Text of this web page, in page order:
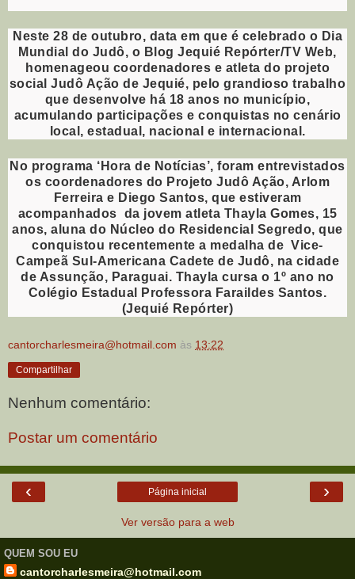
Neste 28 de outubro, data em que é celebrado o Dia
Mundial do Judô, o Blog Jequié Repórter/TV Web,
homenageou coordenadores e atleta do projeto
social Judô Ação de Jequié, pelo grandioso trabalho
que desenvolve há 18 anos no município,
acumulando participações e conquistas no cenário
local, estadual, nacional e internacional.
No programa ‘Hora de Notícias’, foram entrevistados
os coordenadores do Projeto Judô Ação, Arlom
Ferreira e Diego Santos, que estiveram
acompanhados da jovem atleta Thayla Gomes, 15
anos, aluna do Núcleo do Residencial Segredo, que
conquistou recentemente a medalha de Vice-
Campeã Sul-Americana Cadete de Judô, na cidade
de Assunção, Paraguai. Thayla cursa o 1º ano no
Colégio Estadual Professora Faraildes Santos.
(Jequié Repórter)
cantorcharlesmeira@hotmail.com às 13:22
Compartilhar
Nenhum comentário:
Postar um comentário
‹ ›
Página inicial
Ver versão para a web
QUEM SOU EU
cantorcharlesmeira@hotmail.com